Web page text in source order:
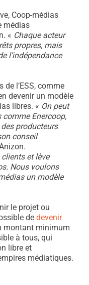
Coop-médias
médias
« Chaque acteur
propres, mais
l’indépendance
de l’ESS, comme
devenir un modèle
libres. « On peut
Enercoop,
producteurs
conseil
et lève
Nous voulons
un modèle
le projet ou
de devenir
montant minimum
à tous, qui
libre et
médiatiques.